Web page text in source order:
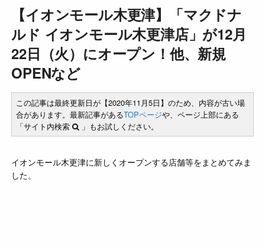
【イオンモール木更津】「マクドナ
ルド イオンモール木更津店」が12月
22日（火）にオープン！他、新規
OPENなど
この記事は最終更新日が【2020年11月5日】のため、内容が古い場
合があります。最新記事があるTOPページや、ページ上部にある
「サイト内検索
」もお試しください。
イオンモール木更津に新しくオープンする店舗等をまとめてみま
した。